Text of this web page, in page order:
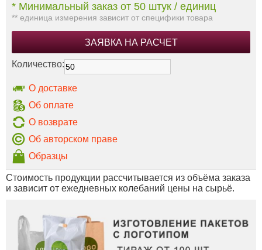
* Минимальный заказ от 50 штук / единиц
** единица измерения зависит от специфики товара
ЗАЯВКА НА РАСЧЕТ
Количество:
О доставке
Об оплате
О возврате
Об авторском праве
Образцы
Стоимость продукции рассчитывается из объёма заказа
и зависит от ежедневных колебаний цены на сырьё.